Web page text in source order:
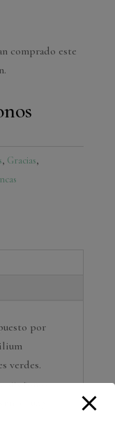
comprado este
, Gracias,
por
verdes.
sus tonos